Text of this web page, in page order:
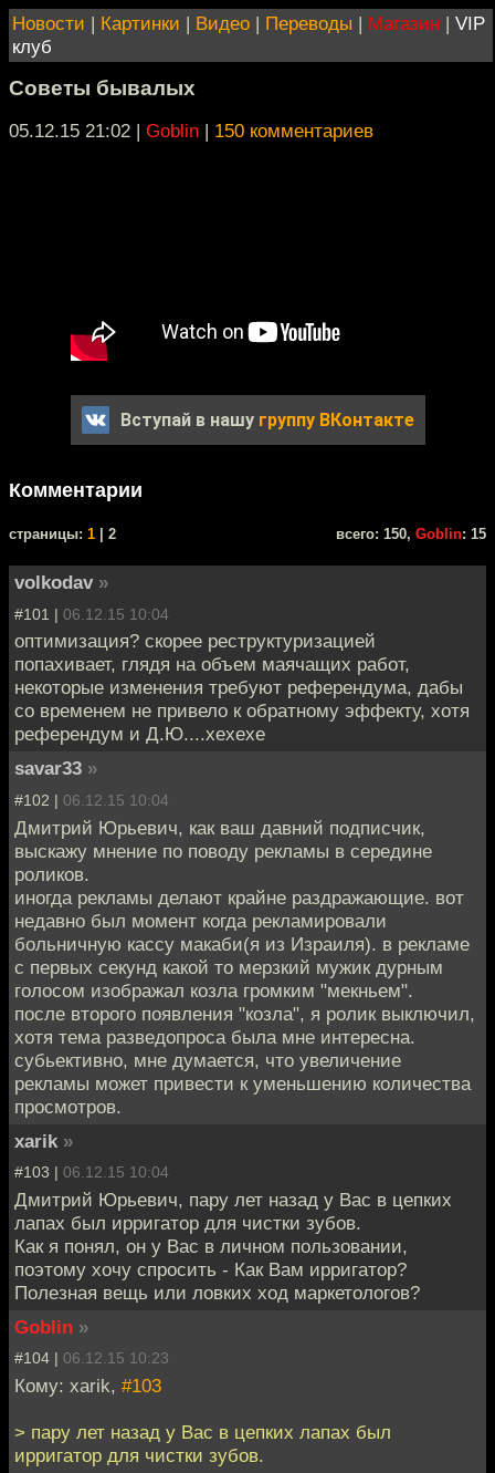
Новости | Картинки | Видео | Переводы | Магазин | VIP
клуб
Советы бывалых
05.12.15 21:02 | Goblin | 150 комментариев
Вступай в нашу группу ВКонтакте
Комментарии
cтраницы: 1 | 2 всего: 150, Goblin: 15
volkodav »
#101 | 06.12.15 10:04
оптимизация? скорее реструктуризацией
попахивает, глядя на объем маячащих работ,
некоторые изменения требуют референдума, дабы
со временем не привело к обратному эффекту, хотя
референдум и Д.Ю....хехехе
savar33 »
#102 | 06.12.15 10:04
Дмитрий Юрьевич, как ваш давний подписчик,
выскажу мнение по поводу рекламы в середине
роликов.
иногда рекламы делают крайне раздражающие. вот
недавно был момент когда рекламировали
больничную кассу макаби(я из Израиля). в рекламе
с первых секунд какой то мерзкий мужик дурным
голосом изображал козла громким "мекньем".
после второго появления "козла", я ролик выключил,
хотя тема разведопроса была мне интересна.
субьективно, мне думается, что увеличение
рекламы может привести к уменьшению количества
просмотров.
xarik »
#103 | 06.12.15 10:04
Дмитрий Юрьевич, пару лет назад у Вас в цепких
лапах был ирригатор для чистки зубов.
Как я понял, он у Вас в личном пользовании,
поэтому хочу спросить - Как Вам ирригатор?
Полезная вещь или ловких ход маркетологов?
Goblin »
#104 | 06.12.15 10:23
Кому: xarik, #103
> пару лет назад у Вас в цепких лапах был
ирригатор для чистки зубов.